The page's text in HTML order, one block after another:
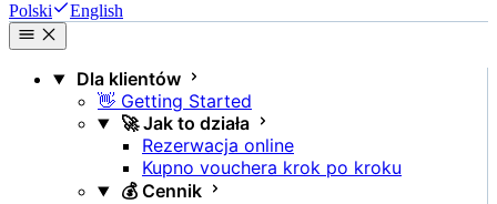
Polski
English
Dla klientów
👋 Getting Started
🚀 Jak to działa
Rezerwacja online
Kupno vouchera krok po kroku
💰 Cennik